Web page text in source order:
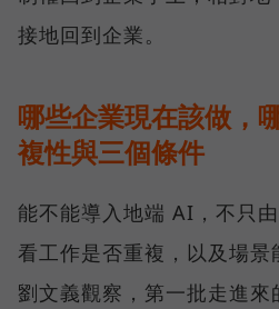
接地回到企業。
哪些企業現在該做，
複性與三個條件
能不能導入地端 AI，不只
看工作是否重複，以及場景
劉文義觀察，第一批走進